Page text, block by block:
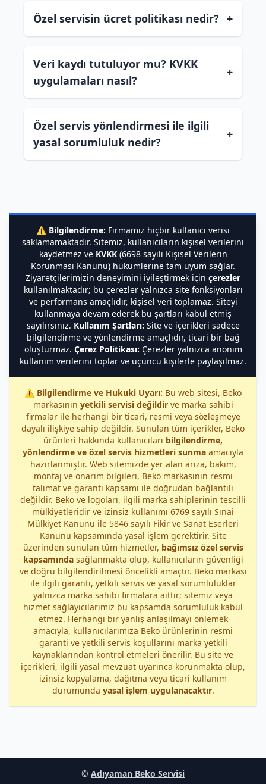
Özel servisin ücret politikası nedir? +
Veri kaydı tutuluyor mu? KVKK
uygulamaları nasıl?
+
Özel servis yönlendirmesi ile ilgili
yasal sorumluluk nedir?
+
⚠️ Bilgilendirme: Firmamız hiçbir kullanıcı verisi
saklamamaktadır. Sitemiz, kullanıcıların kişisel verilerini
kaydetmez ve KVKK(6698 sayılı Kişisel Verilerin
Korunması Kanunu) hükümlerine tam uyum sağlar.
Ziyaretçilerimizin deneyimini iyileştirmek için çerezler
kullanılmaktadır; bu çerezler yalnızca site fonksiyonları
ve performans amaçlıdır, kişisel veri toplamaz. Siteyi
kullanmaya devam ederek bu şartları kabul etmiş
sayılırsınız. Kullanım Şartları: Site ve içerikleri sadece
bilgilendirme ve yönlendirme amaçlıdır, ticari bir bağ
oluşturmaz. Çerez Politikası: Çerezler yalnızca anonim
kullanım verilerini toplar ve üçüncü kişilerle paylaşılmaz.
⚠️ Bilgilendirme ve Hukuki Uyarı: Bu web sitesi, Beko
markasının yetkili servisi değildirve marka sahibi
firmalar ile herhangi bir ticari, resmi veya sözleşmeye
dayalı ilişkiye sahip değildir. Sunulan tüm içerikler, Beko
ürünleri hakkında kullanıcıları bilgilendirme,
yönlendirme ve özel servis hizmetleri sunma amacıyla
hazırlanmıştır. Web sitemizde yer alan arıza, bakım,
montaj ve onarım bilgileri, Beko markasının resmi
talimat ve garanti kapsamı ile doğrudan bağlantılı
değildir. Beko ve logoları, ilgili marka sahiplerinin tescilli
mülkiyetleridir ve izinsiz kullanımı 6769 sayılı Sınai
Mülkiyet Kanunu ile 5846 sayılı Fikir ve Sanat Eserleri
Kanunu kapsamında yasal işlem gerektirir. Site
üzerinden sunulan tüm hizmetler, bağımsız özel servis
kapsamındasağlanmakta olup, kullanıcıların güvenliği
ve doğru bilgilendirilmesi öncelikli amaçtır. Beko markası
ile ilgili garanti, yetkili servis ve yasal sorumluluklar
yalnızca marka sahibi firmalara aittir; sitemiz veya
hizmet sağlayıcılarımız bu kapsamda sorumluluk kabul
etmez. Herhangi bir yanlış anlaşılmayı önlemek
amacıyla, kullanıcılarımıza Beko ürünlerinin resmi
garanti ve yetkili servis koşullarını marka yetkili
kaynaklarından kontrol etmeleri önerilir. Bu site ve
içerikleri, ilgili yasal mevzuat uyarınca korunmakta olup,
izinsiz kopyalama, dağıtma veya ticari kullanım
durumunda yasal işlem uygulanacaktır.
© Adıyaman Beko Servisi